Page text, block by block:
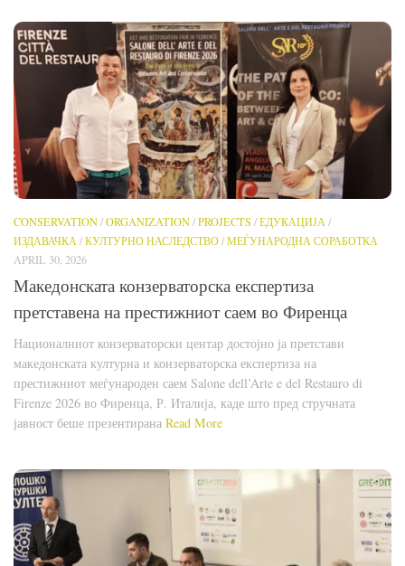
CONSERVATION/ORGANIZATION/PROJECTS /ЕДУКАЦИЈА /
ИЗДАВАЧКА /КУЛТУРНО НАСЛЕДСТВО/МЕЃУНАРОДНА СОРАБОТКА
APRIL 30, 2026
Македонската конзерваторска експертиза
претставена на престижниот саем во Фиренца
Националниот конзерваторски центар достојно ја претстави
македонската културна и конзерваторска експертиза на
престижниот меѓународен саем Salone dell’Arte e del Restauro di
Firenze 2026 во Фиренца, Р. Италија, каде што пред стручната
јавност беше презентирана Read More